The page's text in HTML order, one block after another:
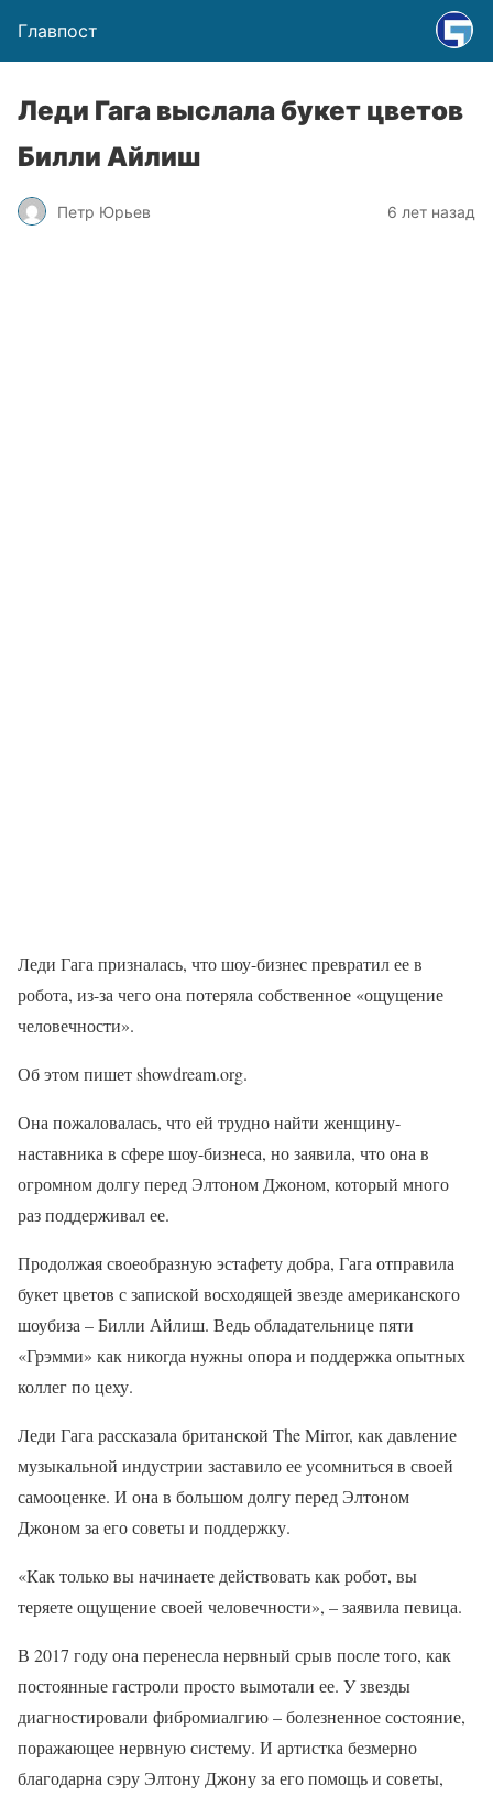
Главпост
Леди Гага выслала букет цветов
Билли Айлиш
Петр Юрьев 6 лет назад
Леди Гага призналась, что шоу-бизнес превратил ее в
робота, из-за чего она потеряла собственное «ощущение
человечности».
Об этом пишет showdream.org.
Она пожаловалась, что ей трудно найти женщину-
наставника в сфере шоу-бизнеса, но заявила, что она в
огромном долгу перед Элтоном Джоном, который много
раз поддерживал ее.
Продолжая своеобразную эстафету добра, Гага отправила
букет цветов с запиской восходящей звезде американского
шоубиза – Билли Айлиш. Ведь обладательнице пяти
«Грэмми» как никогда нужны опора и поддержка опытных
коллег по цеху.
Леди Гага рассказала британской The Mirror, как давление
музыкальной индустрии заставило ее усомниться в своей
самооценке. И она в большом долгу перед Элтоном
Джоном за его советы и поддержку.
«Как только вы начинаете действовать как робот, вы
теряете ощущение своей человечности», – заявила певица.
В 2017 году она перенесла нервный срыв после того, как
постоянные гастроли просто вымотали ее. У звезды
диагностировали фибромиалгию – болезненное состояние,
поражающее нервную систему. И артистка безмерно
благодарна сэру Элтону Джону за его помощь и советы,